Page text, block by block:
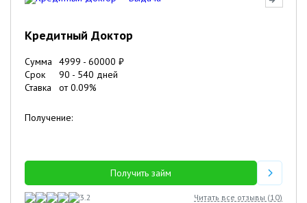
Кредитный Доктор
Сумма 4999 - 60000 ₽
Срок
90 - 540 дней
Ставка
от0.09%
Получение:
Получить займ
3.2 Читать все отзывы (10)